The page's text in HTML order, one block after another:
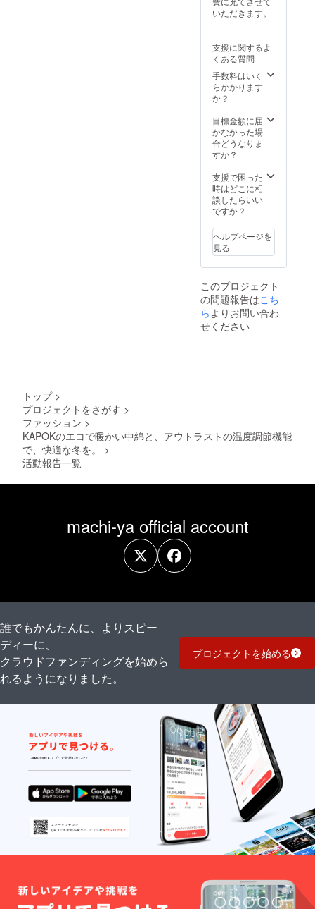
いただきます。
支援に関するよ
くある質問
手数料はいく
らかかります
か？
目標金額に届
かなかった場
合どうなりま
すか？
支援で困った
時はどこに相
談したらいい
ですか？
ヘルプページを
見る
このプロジェクト
の問題報告はこち
らよりお問い合わ
せください
トップ >
プロジェクトをさがす >
ファッション >
KAPOKのエコで暖かい中綿と、アウトラストの温度調節機能
で、快適な冬を。
>
活動報告一覧
machi-ya official account
誰でもかんたんに、よりスピー
ディーに、
クラウドファンディングを始めら
れるようになりました。
プロジェクトを始める